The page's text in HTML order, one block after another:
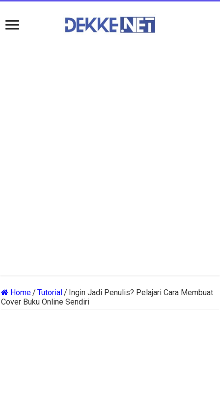
Home/ Tutorial/ Ingin Jadi Penulis? Pelajari Cara Membuat
Cover Buku Online Sendiri